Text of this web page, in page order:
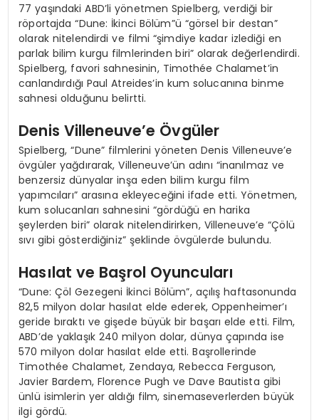
77 yaşındaki ABD’li yönetmen Spielberg, verdiği bir
röportajda “Dune: İkinci Bölüm”ü “görsel bir destan”
olarak nitelendirdi ve filmi “şimdiye kadar izlediği en
parlak bilim kurgu filmlerinden biri” olarak değerlendirdi.
Spielberg, favori sahnesinin, Timothée Chalamet’in
canlandırdığı Paul Atreides’in kum solucanına binme
sahnesi olduğunu belirtti.
Denis Villeneuve’e Övgüler
Spielberg, “Dune” filmlerini yöneten Denis Villeneuve’e
övgüler yağdırarak, Villeneuve’ün adını “inanılmaz ve
benzersiz dünyalar inşa eden bilim kurgu film
yapımcıları” arasına ekleyeceğini ifade etti. Yönetmen,
kum solucanları sahnesini “gördüğü en harika
şeylerden biri” olarak nitelendirirken, Villeneuve’e “Çölü
sıvı gibi gösterdiğiniz” şeklinde övgülerde bulundu.
Hasılat ve Başrol Oyuncuları
“Dune: Çöl Gezegeni İkinci Bölüm”, açılış haftasonunda
82,5 milyon dolar hasılat elde ederek, Oppenheimer’ı
geride bıraktı ve gişede büyük bir başarı elde etti. Film,
ABD’de yaklaşık 240 milyon dolar, dünya çapında ise
570 milyon dolar hasılat elde etti. Başrollerinde
Timothée Chalamet, Zendaya, Rebecca Ferguson,
Javier Bardem, Florence Pugh ve Dave Bautista gibi
ünlü isimlerin yer aldığı film, sinemaseverlerden büyük
ilgi gördü.